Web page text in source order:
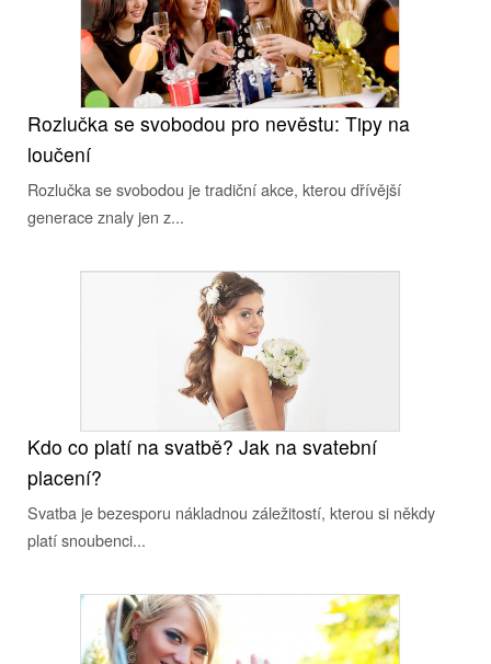
Rozlučka se svobodou pro nevěstu: Tipy na
loučení
Rozlučka se svobodou je tradiční akce, kterou dřívější
generace znaly jen z...
Kdo co platí na svatbě? Jak na svatební
placení?
Svatba je bezesporu nákladnou záležitostí, kterou si někdy
platí snoubenci...